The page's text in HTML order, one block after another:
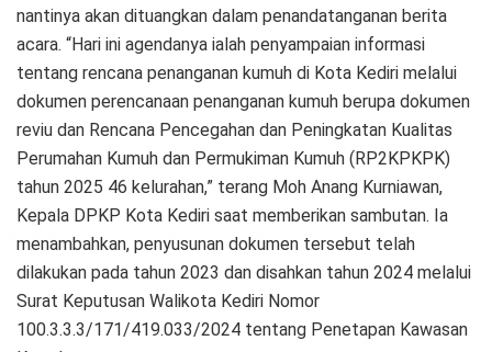
nantinya akan dituangkan dalam penandatanganan berita
acara. “Hari ini agendanya ialah penyampaian informasi
tentang rencana penanganan kumuh di Kota Kediri melalui
dokumen perencanaan penanganan kumuh berupa dokumen
reviu dan Rencana Pencegahan dan Peningkatan Kualitas
Perumahan Kumuh dan Permukiman Kumuh (RP2KPKPK)
tahun 2025 46 kelurahan,” terang Moh Anang Kurniawan,
Kepala DPKP Kota Kediri saat memberikan sambutan. Ia
menambahkan, penyusunan dokumen tersebut telah
dilakukan pada tahun 2023 dan disahkan tahun 2024 melalui
Surat Keputusan Walikota Kediri Nomor
100.3.3.3/171/419.033/2024 tentang Penetapan Kawasan